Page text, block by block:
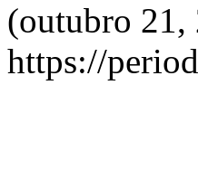
(outubro 21,
https://